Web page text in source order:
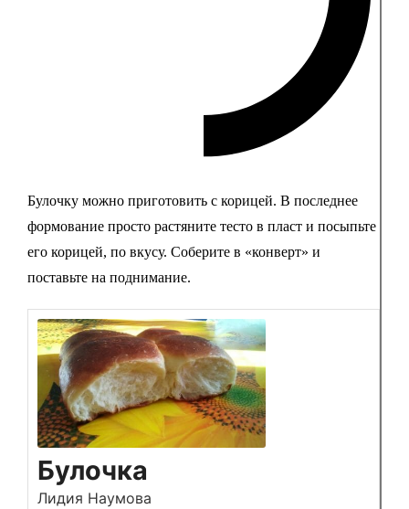
Булочку можно приготовить с корицей. В последнее
формование просто растяните тесто в пласт и посыпьте
его корицей, по вкусу. Соберите в «конверт» и
поставьте на поднимание.
Булочка
Лидия Наумова